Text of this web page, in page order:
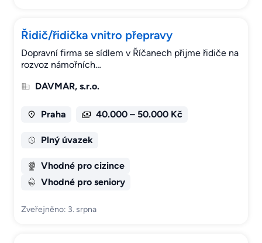
Řidič/řidička vnitro přepravy
Dopravní firma se sídlem v Říčanech přijme řidiče na
rozvoz námořních…
DAVMAR, s.r.o.
Praha 40.000 – 50.000 Kč
Plný úvazek
Vhodné pro cizince
Vhodné pro seniory
Zveřejněno: 3. srpna